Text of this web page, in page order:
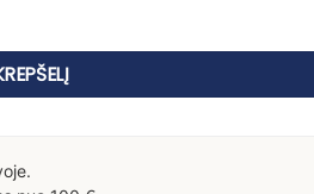
Root Strengthening Shampoo –